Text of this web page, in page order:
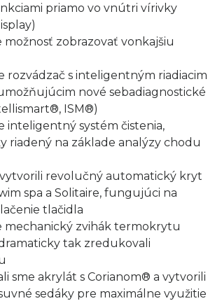
priamo vo vnútri vírivky
možnosť zobrazovať vonkajšiu
rozvádzač s inteligentným riadiacim
nové sebadiagnostické
ISM®)
inteligentný systém čistenia,
riadený na základe analýzy chodu
revolučný automatický kryt
spa a Solitaire, fungujúci na
tlačidla
mechanický zvihák termokrytu
tak zredukovali
sme akrylát s Corianom® a vytvorili
sedáky pre maximálne využitie